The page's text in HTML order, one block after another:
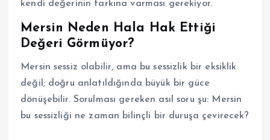
kendi değerinin farkına varması gerekiyor.
Mersin Neden Hala Hak Ettiği
Değeri Görmüyor?
Mersin sessiz olabilir, ama bu sessizlik bir eksiklik
değil; doğru anlatıldığında büyük bir güce
dönüşebilir. Sorulması gereken asıl soru şu: Mersin
bu sessizliği ne zaman bilinçli bir duruşa çevirecek?